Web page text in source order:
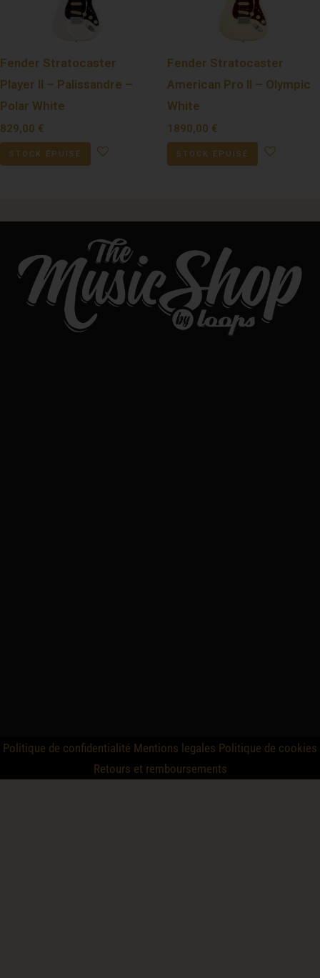
Fender Stratocaster
Player II – Palissandre –
Polar White
829,00 €
STOCK ÉPUISÉ
Fender Stratocaster
American Pro II – Olympic
White
1890,00 €
STOCK ÉPUISÉ
Politique de confidentialité Mentions legales Politique de cookies
Retours et remboursements